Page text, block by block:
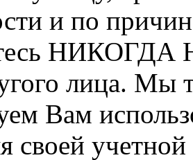
и по
НИКОГДА
лица.
Вам
своей